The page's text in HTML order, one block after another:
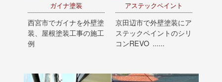
ガイナ塗装
西宮市でガイナを外壁塗
装、屋根塗装工事の施工
例
アステックペイント
京田辺市で外壁塗装にア
ステックペイントのシリ
コンREVO ......